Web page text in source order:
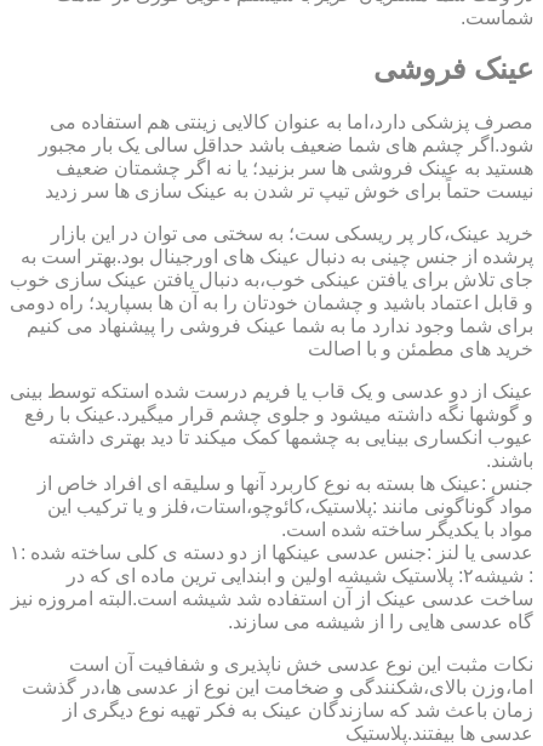
شماست.
عینک فروشی
مصرف پزشکی دارد،اما به عنوان کالایی زینتی هم استفاده می
شود.اگر چشم های شما ضعیف باشد حداقل سالی یک بار مجبور
هستید به عینک فروشی ها سر بزنید؛ یا نه اگر چشمتان ضعیف
نیست حتماً برای خوش تیپ تر شدن به عینک سازی ها سر زدید
خرید عینک،کار پر ریسکی ست؛ به سختی می توان در این بازار
پرشده از جنس چینی به دنبال عینک های اورجینال بود.بهتر است به
جای تلاش برای یافتن عینکی خوب،به دنبال یافتن عینک سازی خوب
و قابل اعتماد باشید و چشمان خودتان را به آن ها بسپارید؛ راه دومی
برای شما وجود ندارد ما به شما عینک فروشی را پیشنهاد می کنیم
خرید های مطمئن و با اصالت
عینک از دو عدسی و یک قاب یا فریم درست شده استکه توسط بینی
و گوشها نگه داشته میشود و جلوی چشم قرار میگیرد.عینک با رفع
عیوب انکساری بینایی به چشمها کمک میکند تا دید بهتری داشته
باشند.
جنس :عینک ها بسته به نوع کاربرد آنها و سلیقه ای افراد خاص از
مواد گوناگونی مانند :پلاستیک،کائوچو،استات،فلز و یا ترکیب این
مواد با یکدیگر ساخته شده است.
عدسی یا لنز :جنس عدسی عینکها از دو دسته ی کلی ساخته شده :۱
: شیشه۲: پلاستیک شیشه اولین و ابندایی ترین ماده ای که در
ساخت عدسی عینک از آن استفاده شد شیشه است.البته امروزه نیز
گاه عدسی هایی را از شیشه می سازند.
نکات مثبت این نوع عدسی خش ناپذیری و شفافیت آن است
اما،وزن بالای،شکنندگی و ضخامت این نوع از عدسی ها،در گذشت
زمان باعث شد که سازندگان عینک به فکر تهیه نوع دیگری از
عدسی ها بیفتند.پلاستیک